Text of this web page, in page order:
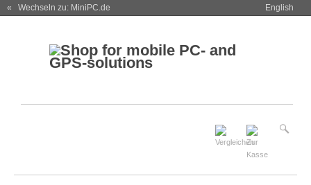
« Wechseln zu: MiniPC.de English